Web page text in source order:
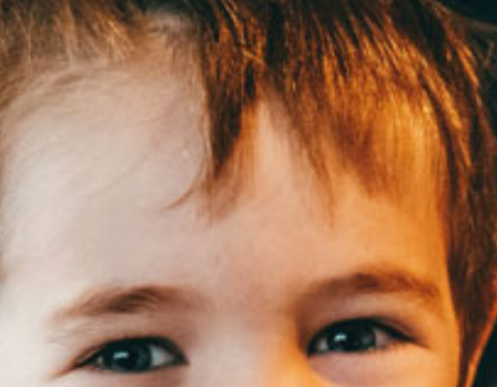
KIRJAUDU SISÄÄN
Etkö ole vielä Varhaiskasvatuksen Tietopalvelun